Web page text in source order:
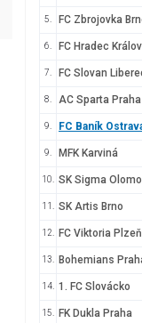
5. FC Zbrojovka
6. FC Hradec
7. FC Slovan
8. AC Sparta Praha
9. FC Baník
9. MFK Karviná
10. SK Sigma
11. SK Artis Brno
12. FC Viktoria Plzeň
13. Bohemians
14. 1. FC Slovácko
15. FK Dukla Praha